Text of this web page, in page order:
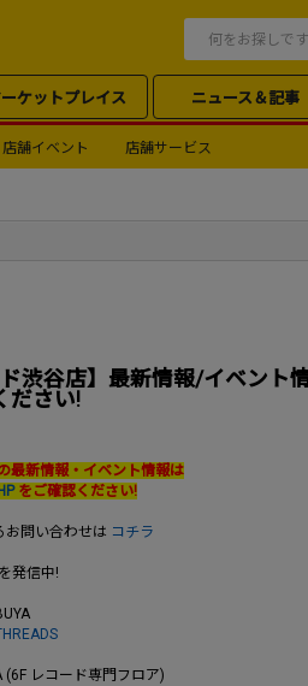
ケットプレイス ニュース＆記事
店舗イベント 店舗サービス
ド渋谷店】最新情報/イベント
ださい!
最新情報・イベント情報は
をご確認ください!
お問い合わせは コチラ
発信中!
(6F レコード専門フロア)